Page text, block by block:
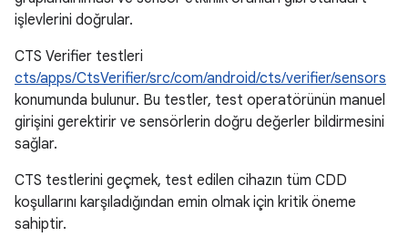
işlevlerini doğrular.
CTS Verifier testleri
cts/apps/CtsVerifier/src/com/android/cts/verifier/sensors
konumunda bulunur. Bu testler, test operatörünün manuel
girişini gerektirir ve sensörlerin doğru değerler bildirmesini
sağlar.
CTS testlerini geçmek, test edilen cihazın tüm CDD
koşullarını karşıladığından emin olmak için kritik öneme
sahiptir.